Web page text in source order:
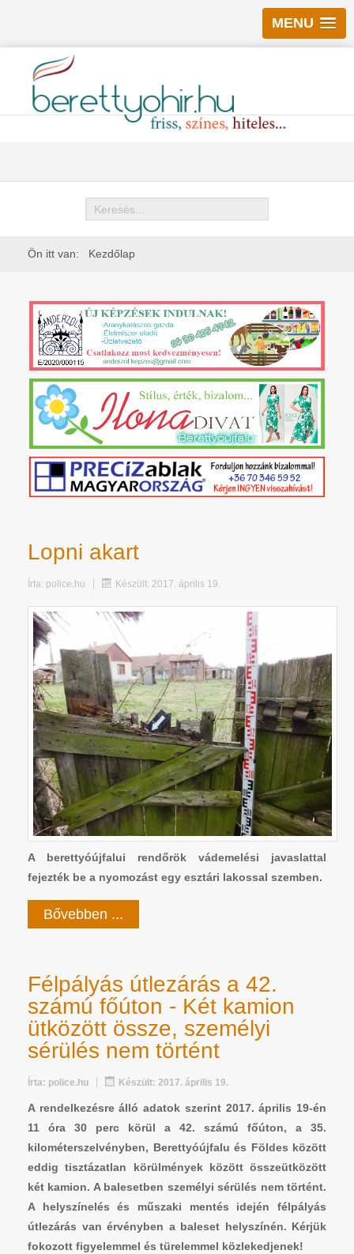
MENU
Keresés
Ön itt van: Kezdőlap
Lopni akart
Írta: police.hu Készült: 2017. április 19.
A berettyóújfalui rendőrök vádemelési javaslattal
fejezték be a nyomozást egy esztári lakossal szemben.
Bővebben ...
Félpályás útlezárás a 42.
számú főúton - Két kamion
ütközött össze, személyi
sérülés nem történt
Írta: police.hu Készült: 2017. április 19.
A rendelkezésre álló adatok szerint 2017. április 19-én
11 óra 30 perc körül a 42. számú főúton, a 35.
kilométerszelvényben, Berettyóújfalu és Földes között
eddig tisztázatlan körülmények között összeütközött
két kamion. A balesetben személyi sérülés nem történt.
A helyszínelés és műszaki mentés idején félpályás
útlezárás van érvényben a baleset helyszínén. Kérjük
fokozott figyelemmel és türelemmel közlekedjenek!